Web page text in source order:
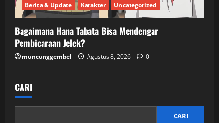
Berita & Update Karakter Uncategorized
Bagaimana Hana Tabata Bisa Mendengar
Pembicaraan Jelek?
muncunggembel Agustus 8, 2026 0
CARI
CARI